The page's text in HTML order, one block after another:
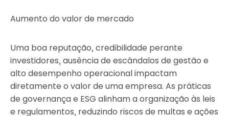
Aumento do valor de mercado
Uma boa reputação, credibilidade perante
investidores, ausência de escândalos de gestão e
alto desempenho operacional impactam
diretamente o valor de uma empresa. As práticas
de governança e ESG alinham a organização às leis
e regulamentos, reduzindo riscos de multas e ações